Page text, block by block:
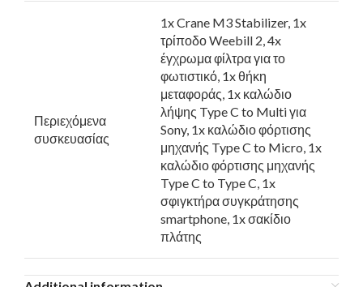
Περιεχόμενα
συσκευασίας
1x Crane M3 Stabilizer, 1x
τρίποδο Weebill 2, 4x
έγχρωμα φίλτρα για το
φωτιστικό, 1x θήκη
μεταφοράς, 1x καλώδιο
λήψης Type C to Multi για
Sony, 1x καλώδιο φόρτισης
μηχανής Type C to Micro, 1x
καλώδιο φόρτισης μηχανής
Type C to Type C, 1x
σφιγκτήρα συγκράτησης
smartphone, 1x σακίδιο
πλάτης